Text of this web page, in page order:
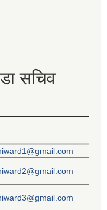
सचिव